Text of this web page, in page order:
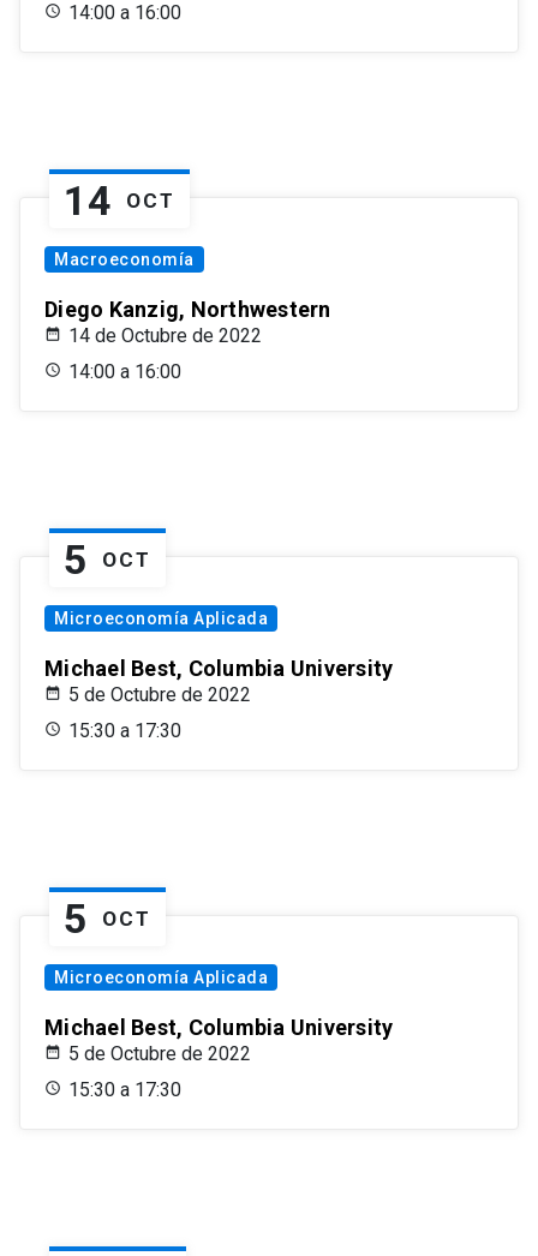
14:00 a 16:00
14 OCT
Macroeconomía
Diego Kanzig, Northwestern
14 de Octubre de 2022
14:00 a 16:00
5 OCT
Microeconomía Aplicada
Michael Best, Columbia University
5 de Octubre de 2022
15:30 a 17:30
5 OCT
Microeconomía Aplicada
Michael Best, Columbia University
5 de Octubre de 2022
15:30 a 17:30